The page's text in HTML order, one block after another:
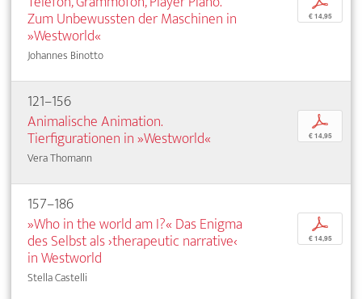
Zum Unbewussten der Maschinen in
»Westworld«
Johannes Binotto
€ 14,95
121–156
Animalische Animation.
Tierfigurationen in »Westworld«
Vera Thomann
p
€ 14,95
157–186
»Who in the world am I?« Das Enigma
des Selbst als ›therapeutic narrative‹
in Westworld
Stella Castelli
p
€ 14,95